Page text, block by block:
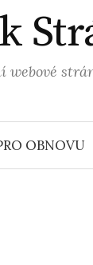
webové
OBNOVU